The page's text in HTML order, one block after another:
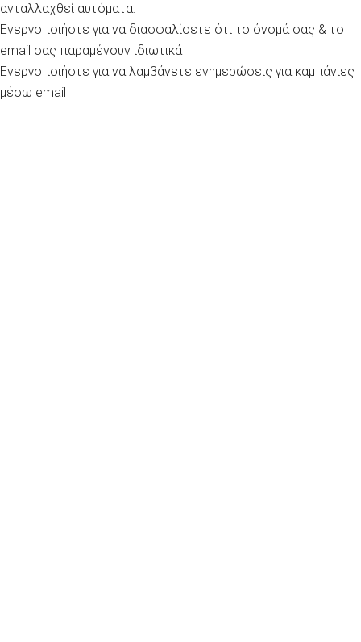
ανταλλαχθεί αυτόματα.
Ενεργοποιήστε για να διασφαλίσετε ότι το όνομά σας & το
email σας παραμένουν ιδιωτικά
Ενεργοποιήστε για να λαμβάνετε ενημερώσεις για καμπάνιες
μέσω email